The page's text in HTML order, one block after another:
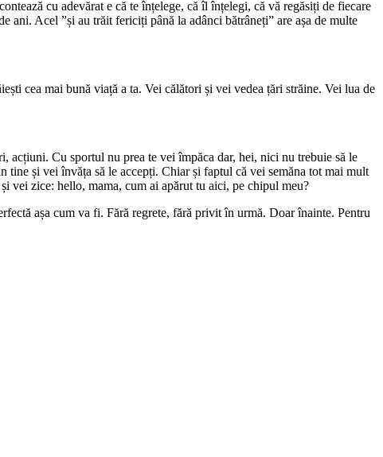
cu adevărat e că te înțelege, că îl înțelegi, că vă regăsiți de fiecare
Acel ”și au trăit fericiți până la adânci bătrâneți” are așa de multe
cea mai bună viață a ta. Vei călători și vei vedea țări străine. Vei lua de
acțiuni. Cu sportul nu prea te vei împăca dar, hei, nici nu trebuie să le
și vei învăța să le accepți. Chiar și faptul că vei semăna tot mai mult
vei zice: hello, mama, cum ai apărut tu aici, pe chipul meu?
așa cum va fi. Fără regrete, fără privit în urmă. Doar înainte. Pentru